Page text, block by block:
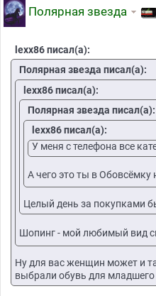
Полярная звезда
lexx86 писал(а):
Полярная звезда писал(а):
lexx86 писал(а):
Полярная звезда писал(а):
lexx86 писал(а):
У меня с телефона все
А чего это ты в Обовсёмку
Целый день за покупками
Шопинг - мой любимый вид
Ну для вас женщин может и
выбрали обувь для младшего